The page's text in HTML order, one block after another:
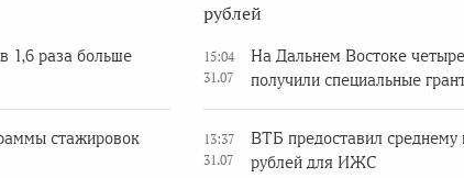
рублей
1,6 раза больше
стажировок
15:04
31.07
На Дальнем Востоке
получили специальные
13:37
31.07
ВТБ предоставил
рублей для ИЖС